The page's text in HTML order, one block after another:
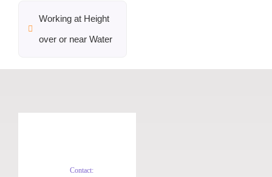
Working at Height
over or near Water
Contact: